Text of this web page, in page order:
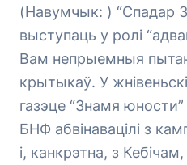
(Навумчык: ) “Спадар
выступаць у ролі
Вам непрыемныя
крытыкаў. У
газэце “Знамя
БНФ абвінавацілі з
і, канкрэтна, з